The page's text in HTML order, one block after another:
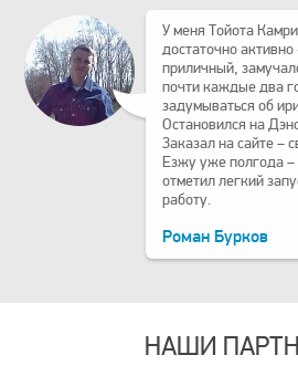
У меня Тойота
достаточно
приличный,
почти каждые два
задумываться об
Остановился на
Заказал на сайте –
Езжу уже полгода –
отметил легкий
работу.
Роман Бурков
НАШИ